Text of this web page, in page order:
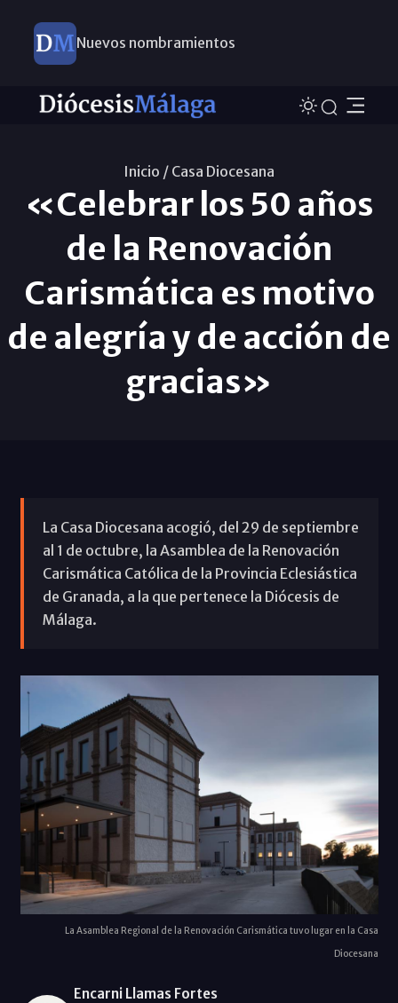
Nuevos nombramientos
Inicio / Casa Diocesana
«Celebrar los 50 años
de la Renovación
Carismática es motivo
de alegría y de acción de
gracias»
La Casa Diocesana acogió, del 29 de septiembre
al 1 de octubre, la Asamblea de la Renovación
Carismática Católica de la Provincia Eclesiástica
de Granada, a la que pertenece la Diócesis de
Málaga.
La Asamblea Regional de la Renovación Carismática tuvo lugar en la Casa
Diocesana
Encarni Llamas Fortes